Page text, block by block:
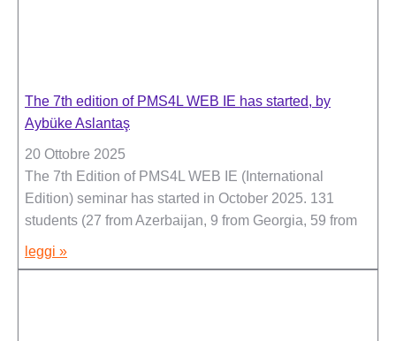
The 7th edition of PMS4L WEB IE has started, by
Aybüke Aslantaş
20 Ottobre 2025
The 7th Edition of PMS4L WEB IE (International
Edition) seminar has started in October 2025. 131
students (27 from Azerbaijan, 9 from Georgia, 59 from
leggi »